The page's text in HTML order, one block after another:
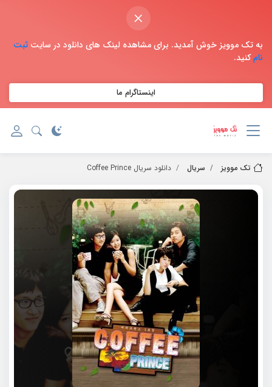
×
به تک موویز خوش آمدید. برای مشاهده لینک های دانلود در سایت ثبت
نامکنید.
اینستاگرام ما
تک موویز سریال دانلود سریال Coffee Prince